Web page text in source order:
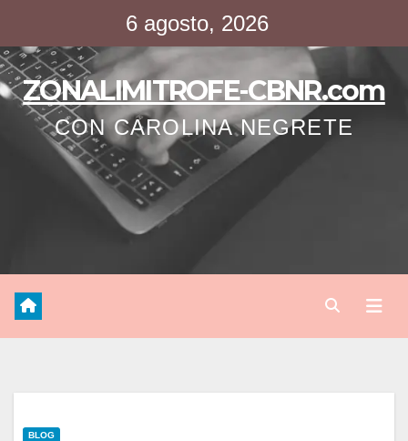
contenido
6 agosto, 2026
ZONALIMITROFE-CBNR.com
CON CAROLINA NEGRETE
BLOG